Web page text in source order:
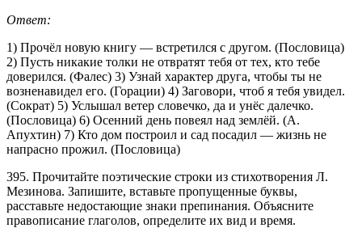
Ответ:
1) Прочёл новую книгу — встретился с другом. (Пословица)
2) Пусть никакие толки не отвратят тебя от тех, кто тебе
доверился. (Фалес) 3) Узнай характер друга, чтобы ты не
возненавидел его. (Горации) 4) Заговори, чтоб я тебя увидел.
(Сократ) 5) Услышал ветер словечко, да и унёс далечко.
(Пословица) 6) Осенний день повеял над землёй. (А.
Апухтин) 7) Кто дом построил и сад посадил — жизнь не
напрасно прожил. (Пословица)
395. Прочитайте поэтические строки из стихотворения Л.
Мезинова. Запишите, вставьте пропущенные буквы,
расставьте недостающие знаки препинания. Объясните
правописание глаголов, определите их вид и время.